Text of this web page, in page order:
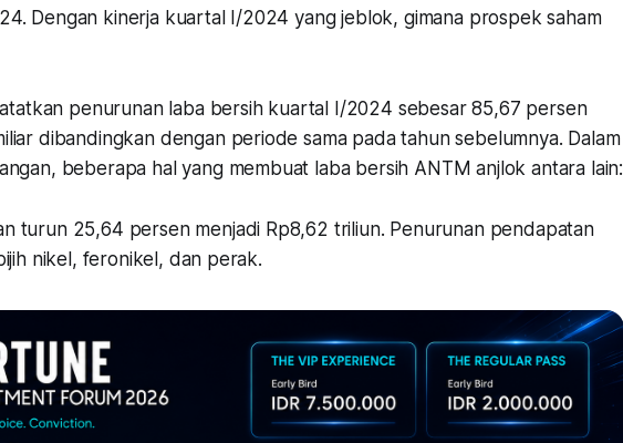
Dengan kinerja kuartal I/2024 yang jeblok, gimana prospek saham
penurunan laba bersih kuartal I/2024 sebesar 85,67 persen
dibandingkan dengan periode sama pada tahun sebelumnya. Dalam
beberapa hal yang membuat laba bersih ANTM anjlok antara lain:
turun 25,64 persen menjadi Rp8,62 triliun. Penurunan pendapatan
nikel, feronikel, dan perak.